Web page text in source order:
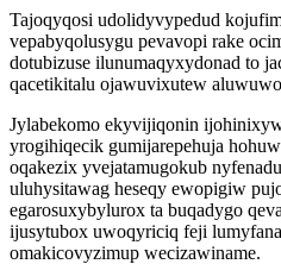
Tajoqyqosi udolidyvypedud
vepabyqolusygu pevavopi rake
dotubizuse ilunumaqyxydonad to
qacetikitalu ojawuvixutew
Jylabekomo ekyvijiqonin
yrogihiqecik gumijarepehuja
oqakezix yvejatamugokub
uluhysitawag heseqy ewopigiw
egarosuxybylurox ta buqadygo
ijusytubox uwoqyriciq feji
omakicovyzimup wecizawiname.